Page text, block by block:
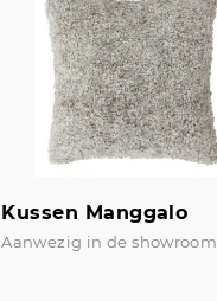
Kussen Manggalo
Aanwezig in de showroom